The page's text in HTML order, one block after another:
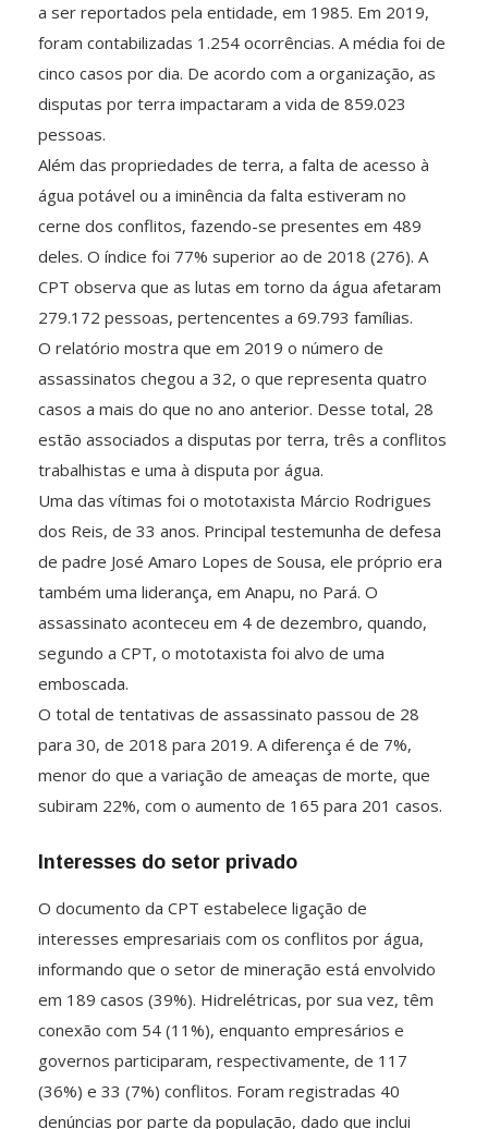
a ser reportados pela entidade, em 1985. Em 2019,
foram contabilizadas 1.254 ocorrências. A média foi de
cinco casos por dia. De acordo com a organização, as
disputas por terra impactaram a vida de 859.023
pessoas.
Além das propriedades de terra, a falta de acesso à
água potável ou a iminência da falta estiveram no
cerne dos conflitos, fazendo-se presentes em 489
deles. O índice foi 77% superior ao de 2018 (276). A
CPT observa que as lutas em torno da água afetaram
279.172 pessoas, pertencentes a 69.793 famílias.
O relatório mostra que em 2019 o número de
assassinatos chegou a 32, o que representa quatro
casos a mais do que no ano anterior. Desse total, 28
estão associados a disputas por terra, três a conflitos
trabalhistas e uma à disputa por água.
Uma das vítimas foi o mototaxista Márcio Rodrigues
dos Reis, de 33 anos. Principal testemunha de defesa
de padre José Amaro Lopes de Sousa, ele próprio era
também uma liderança, em Anapu, no Pará. O
assassinato aconteceu em 4 de dezembro, quando,
segundo a CPT, o mototaxista foi alvo de uma
emboscada.
O total de tentativas de assassinato passou de 28
para 30, de 2018 para 2019. A diferença é de 7%,
menor do que a variação de ameaças de morte, que
subiram 22%, com o aumento de 165 para 201 casos.
Interesses do setor privado
O documento da CPT estabelece ligação de
interesses empresariais com os conflitos por água,
informando que o setor de mineração está envolvido
em 189 casos (39%). Hidrelétricas, por sua vez, têm
conexão com 54 (11%), enquanto empresários e
governos participaram, respectivamente, de 117
(36%) e 33 (7%) conflitos. Foram registradas 40
denúncias por parte da população, dado que inclui